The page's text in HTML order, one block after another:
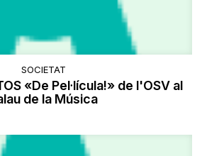
SOCIETAT
«De Pel·lícula!» de l'OSV al
de la Música